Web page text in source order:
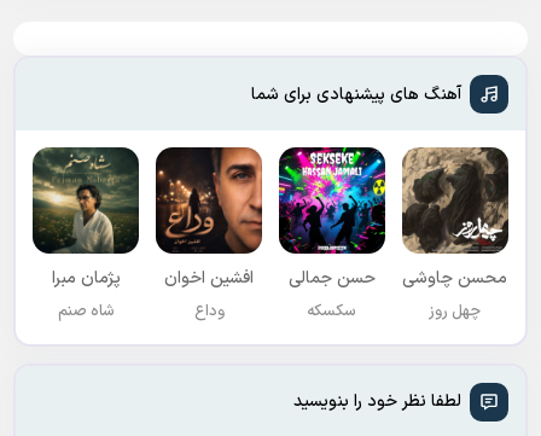
آهنگ های پیشنهادی برای شما
محسن چاوشی
چهل روز
حسن جمالی
سکسکه
افشين اخوان
وداع
پژمان مبرا
شاه صنم
لطفا نظر خود را بنویسید